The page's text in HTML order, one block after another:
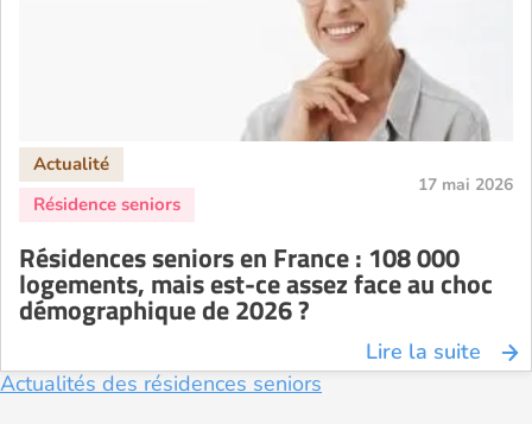
17 mai 2026
Résidences seniors en France : 108 000
logements, mais est-ce assez face au choc
démographique de 2026 ?
Lire la suite
Actualités des résidences seniors